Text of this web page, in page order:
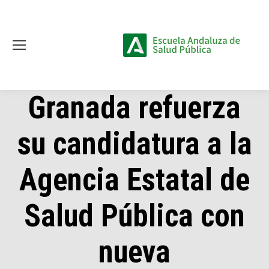
Granada refuerza
su candidatura a la
Agencia Estatal de
Salud Pública con
nueva